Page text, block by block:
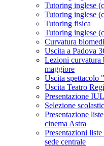
Tutoring inglese
Tutoring inglese
Tutoring fisica
Tutoring inglese
Curvatura
Uscita a Padova
Lezioni curvatura
maggiore
Uscita spettacolo
Uscita Teatro
Presentazione
Selezione
Presentazione
cinema Astra
Presentazioni
sede centrale